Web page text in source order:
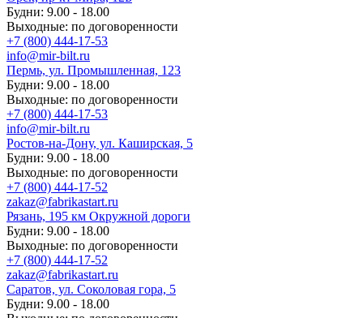
Будни: 9.00 - 18.00
Выходные: по договоренности
+7 (800) 444-17-53
info@mir-bilt.ru
Пермь, ул. Промышленная, 123
Будни: 9.00 - 18.00
Выходные: по договоренности
+7 (800) 444-17-53
info@mir-bilt.ru
Ростов-на-Дону, ул. Каширская, 5
Будни: 9.00 - 18.00
Выходные: по договоренности
+7 (800) 444-17-52
zakaz@fabrikastart.ru
Рязань, 195 км Окружной дороги
Будни: 9.00 - 18.00
Выходные: по договоренности
+7 (800) 444-17-52
zakaz@fabrikastart.ru
Саратов, ул. Соколовая гора, 5
Будни: 9.00 - 18.00